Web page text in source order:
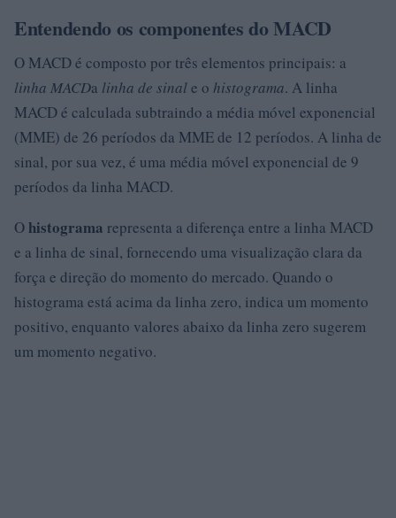
Entendendo os componentes do MACD
O MACD é composto por três elementos principais: a
linha MACDa linha de sinale o histograma. A linha
MACD é calculada subtraindo a média móvel exponencial
(MME) de 26 períodos da MME de 12 períodos. A linha de
sinal, por sua vez, é uma média móvel exponencial de 9
períodos da linha MACD.
Ohistograma representa a diferença entre a linha MACD
e a linha de sinal, fornecendo uma visualização clara da
força e direção do momento do mercado. Quando o
histograma está acima da linha zero, indica um momento
positivo, enquanto valores abaixo da linha zero sugerem
um momento negativo.